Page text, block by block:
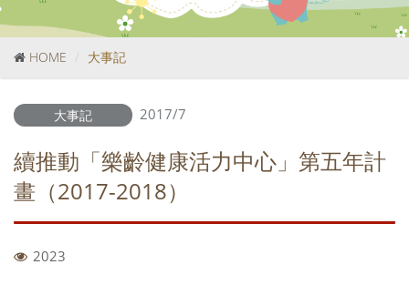
HOME 大事記
大事記 2017/7
續推動「樂齡健康活力中心」第五年計
畫（2017-2018）
2023